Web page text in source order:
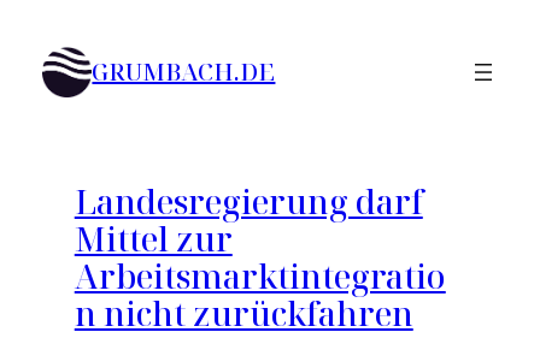
Inhalt
springen GRUMBACH.DE
Landesregierung darf
Mittel zur
Arbeitsmarktintegratio
n nicht zurückfahren